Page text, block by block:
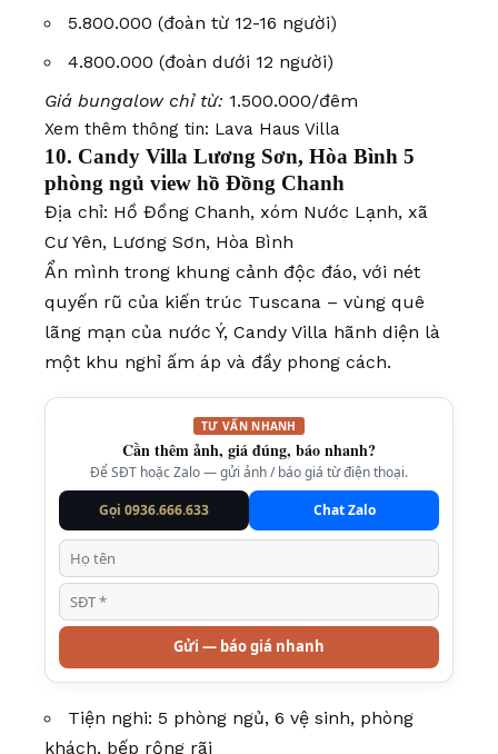
5.800.000 (đoàn từ 12-16 người)
4.800.000 (đoàn dưới 12 người)
Giá bungalow chỉ từ: 1.500.000/đêm
Xem thêm thông tin: Lava Haus Villa
10. Candy Villa Lương Sơn, Hòa Bình 5
phòng ngủ view hồ Đồng Chanh
Địa chỉ: Hồ Đồng Chanh, xóm Nước Lạnh, xã
Cư Yên, Lương Sơn, Hòa Bình
Ẩn mình trong khung cảnh độc đáo, với nét
quyến rũ của kiến trúc Tuscana – vùng quê
lãng mạn của nước Ý, Candy Villa hãnh diện là
một khu nghỉ ấm áp và đầy phong cách.
TƯ VẤN NHANH
Cần thêm ảnh, giá đúng, báo nhanh?
Để SĐT hoặc Zalo — gửi ảnh / báo giá từ điện thoại.
Gọi 0936.666.633
Chat Zalo
Gửi — báo giá nhanh
Tiện nghi: 5 phòng ngủ, 6 vệ sinh, phòng
khách, bếp rộng rãi